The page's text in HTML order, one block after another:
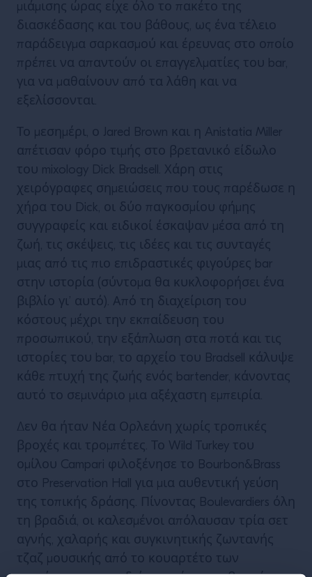
μιάμισης ώρας είχε όλο το πακέτο της
διασκέδασης και του βάθους, ως ένα τέλειο
παράδειγμα σαρκασμού και έρευνας στο οποίο
πρέπει να απαντούν οι επαγγελματίες του bar,
για να μαθαίνουν από τα λάθη και να
εξελίσσονται.
Το μεσημέρι, ο Jared Brown και η Anistatia Miller
απέτισαν φόρο τιμής στο βρετανικό είδωλο
του mixology Dick Bradsell. Χάρη στις
χειρόγραφες σημειώσεις που τους παρέδωσε η
χήρα του Dick, οι δύο παγκοσμίου φήμης
συγγραφείς και ειδικοί έσκαψαν μέσα από τη
ζωή, τις σκέψεις, τις ιδέες και τις συνταγές
μιας από τις πιο επιδραστικές φιγούρες bar
στην ιστορία (σύντομα θα κυκλοφορήσει ένα
βιβλίο γι’ αυτό). Από τη διαχείριση του
κόστους μέχρι την εκπαίδευση του
προσωπικού, την εξάπλωση στα ποτά και τις
ιστορίες του bar, το αρχείο του Bradsell κάλυψε
κάθε πτυχή της ζωής ενός bartender, κάνοντας
αυτό το σεμινάριο μια αξέχαστη εμπειρία.
Δεν θα ήταν Νέα Ορλεάνη χωρίς τροπικές
βροχές και τρομπέτες. Το Wild Turkey του
ομίλου Campari φιλοξένησε το Bourbon&Brass
στο Preservation Hall για μια αυθεντική γεύση
της τοπικής δράσης. Πίνοντας Boulevardiers όλη
τη βραδιά, οι καλεσμένοι απόλαυσαν τρία σετ
αγνής, χαλαρής και συγκινητικής ζωντανής
τζαζ μουσικής από το κουαρτέτο των